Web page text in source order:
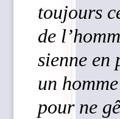
toujours
de
sienne en
un
pour ne